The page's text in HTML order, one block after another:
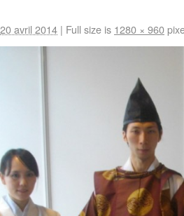
20 avril 2014 | Full size is 1280 × 960